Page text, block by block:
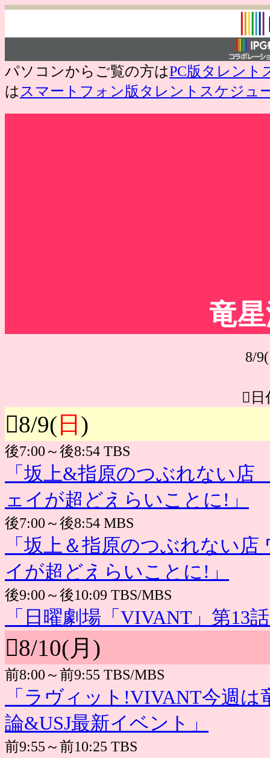
パソコンからご覧の方はPC版タレント
は スマートフォン版タレントスケジュ
竜
8/9(
日
8/9( 日 )
後7:00～後8:54 TBS
「坂上&指原のつぶれない
ェイが超どえらいことに!」
後7:00～後8:54 MBS
「坂上＆指原のつぶれない
イが超どえらいことに!」
後9:00～後10:09 TBS/MBS
「日曜劇場「VIVANT」第13
8/10(月)
前8:00～前9:55 TBS/MBS
「ラヴィット!VIVANT今週
論&USJ最新イベント」
前9:55～前10:25 TBS